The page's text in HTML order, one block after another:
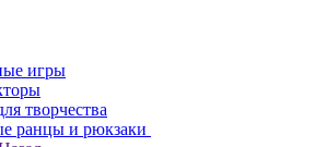
игры
творчества
ранцы и рюкзаки